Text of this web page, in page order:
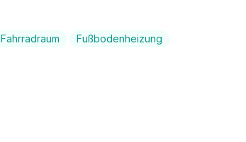
Fahrradraum
Fußbodenheizung